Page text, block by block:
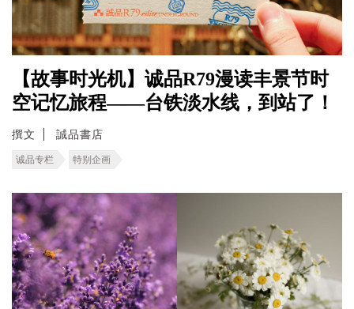
【故事时光机】诚品R79漫读丰景节时
空记忆旅程――台铁淡水线，到站了！
撰文 誠品書店
诚品专栏 特别企画